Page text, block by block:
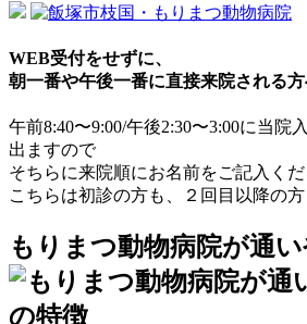
WEB受付をせずに、
朝一番や午後一番に直接来院される
午前8:40〜9:00/午後2:30〜3:00に当院
出ますので
そちらに来院順にお名前をご記入くだ
こちらは初診の方も、２回目以降の方
もりまつ動物病院が通